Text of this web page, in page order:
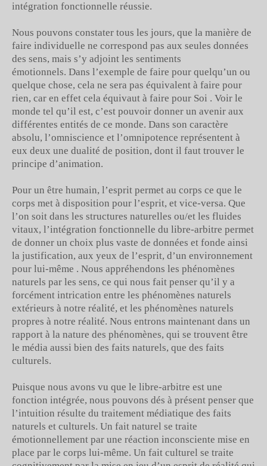
intégration fonctionnelle réussie.
Nous pouvons constater tous les jours, que la manière de
faire individuelle ne correspond pas aux seules données
des sens, mais s’y adjoint les sentiments
émotionnels. Dans l’exemple de faire pour quelqu’un ou
quelque chose, cela ne sera pas équivalent à faire pour
rien, car en effet cela équivaut à faire pour Soi . Voir le
monde tel qu’il est, c’est pouvoir donner un avenir aux
différentes entités de ce monde. Dans son caractère
absolu, l’omniscience et l’omnipotence représentent à
eux deux une dualité de position, dont il faut trouver le
principe d’animation.
Pour un être humain, l’esprit permet au corps ce que le
corps met à disposition pour l’esprit, et vice-versa. Que
l’on soit dans les structures naturelles ou/et les fluides
vitaux, l’intégration fonctionnelle du libre-arbitre permet
de donner un choix plus vaste de données et fonde ainsi
la justification, aux yeux de l’esprit, d’un environnement
pour lui-même . Nous appréhendons les phénomènes
naturels par les sens, ce qui nous fait penser qu’il y a
forcément intrication entre les phénomènes naturels
extérieurs à notre réalité, et les phénomènes naturels
propres à notre réalité. Nous entrons maintenant dans un
rapport à la nature des phénomènes, qui se trouvent être
le média aussi bien des faits naturels, que des faits
culturels.
Puisque nous avons vu que le libre-arbitre est une
fonction intégrée, nous pouvons dés à présent penser que
l’intuition résulte du traitement médiatique des faits
naturels et culturels. Un fait naturel se traite
émotionnellement par une réaction inconsciente mise en
place par le corps lui-même. Un fait culturel se traite